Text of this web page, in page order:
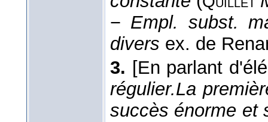
− Empl. subst.
divers ex. de
3. [En parlant
régulier.La
succès énorme et